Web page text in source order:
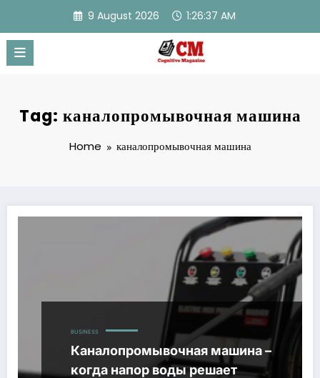
content
9 August 2026 1:26:37 AM
Tag: каналопромывочная машина
Home каналопромывочная машина
BUSINESS
Каналопромывочная машина –
когда напор воды решает